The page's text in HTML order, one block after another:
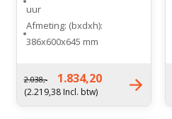
uur
Afmeting: (bxdxh):
386x600x645 mm
Soort koeling:
Luchtgekoeld
Gewicht: 35 kg
2.038,- 1.834,20
(2.219,38 Incl. btw)